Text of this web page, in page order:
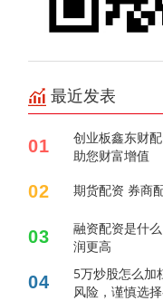
最近发表
01
创业板鑫东财
助您财富增值
02 期货配
03
融资配资是什
润更高
04
5万炒股怎么加
风险，谨慎选